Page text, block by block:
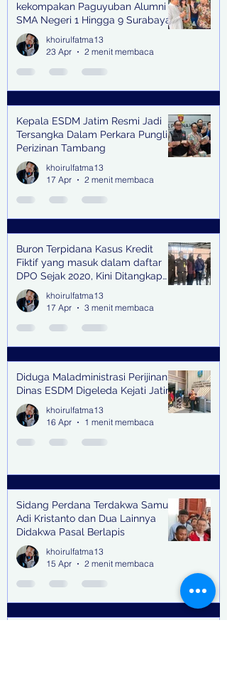
kekompakan Paguyuban Alumni
SMA Negeri 1 Hingga 9 Surabaya
(Pasmanbaya) dalam Kegiatan
Halal Bihalal
khoirulfatma13
23 Apr
2 menit membaca
Kepala ESDM Jatim Resmi Jadi
Tersangka Dalam Perkara Pungli
Perizinan Tambang
khoirulfatma13
17 Apr
2 menit membaca
Buron Terpidana Kasus Kredit
Fiktif yang masuk dalam daftar
DPO Sejak 2020, Kini Ditangkap
Kejari Surabaya
khoirulfatma13
17 Apr
3 menit membaca
Diduga Maladministrasi Perijinan,
Dinas ESDM Digeleda Kejati Jatim
khoirulfatma13
16 Apr
1 menit membaca
Sidang Perdana Terdakwa Samuel
Adi Kristanto dan Dua Lainnya
Didakwa Pasal Berlapis
khoirulfatma13
15 Apr
2 menit membaca